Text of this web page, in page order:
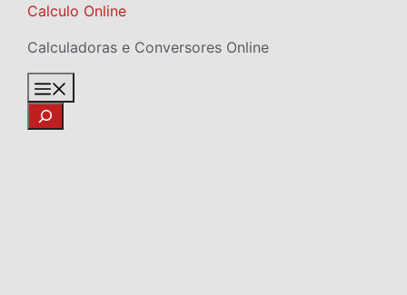
Skip
content
Calculo Online
Calculadoras e Conversores Online
Search